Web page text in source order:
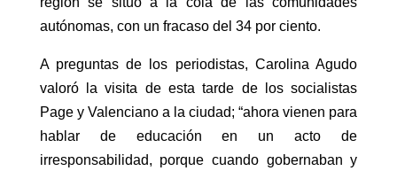
autónomas, con un fracaso del 34 por ciento.
A preguntas de los periodistas, Carolina Agudo
valoró la visita de esta tarde de los socialistas
Page y Valenciano a la ciudad; “ahora vienen para
hablar de educación en un acto de
irresponsabilidad, porque cuando gobernaban y